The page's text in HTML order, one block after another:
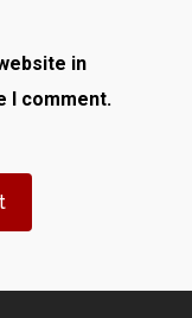
in
I comment.